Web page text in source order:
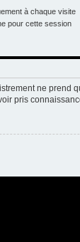
à chaque visite
pour cette session
ne
pris